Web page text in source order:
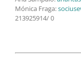
Mónica Fraga:
213925914/ 0